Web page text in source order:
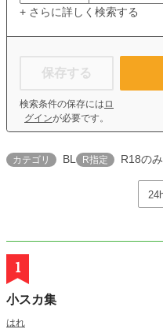
+ さらに詳しく検索する
保存する
検索条件の保存には ロ
グインが必要です。
カテゴリ BL R指定 R18のみ
1
小スカ集
はれ